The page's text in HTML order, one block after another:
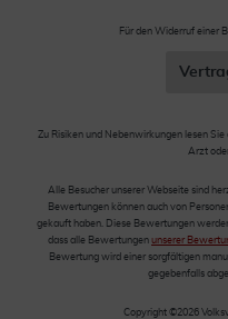
Für den Widerruf einer
Zu Risiken und Nebenwirkungen lesen
Arzt
Alle Besucher unserer Webseite sind
Bewertungen können auch von
gekauft haben. Diese Bewertungen
dass alle Bewertungen unserer
Bewertung wird einer sorgfältigen
gegebenfalls
Copyright ©2026